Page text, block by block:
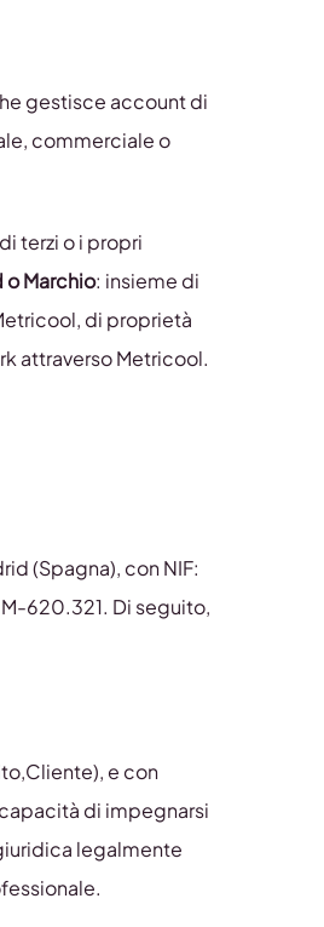
gestisce account di
commerciale o
terzi o i propri
o Marchio: insieme di
di proprietà
attraverso Metricool.
(Spagna), con NIF:
M-620.321. Di seguito,
e con
di impegnarsi
legalmente